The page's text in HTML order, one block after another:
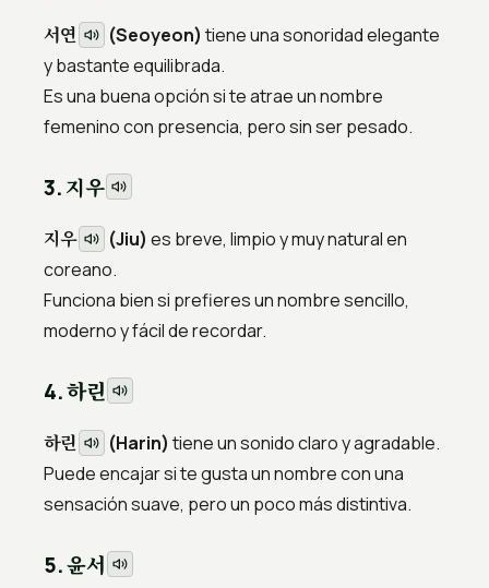
서연 (Seoyeon) tiene una sonoridad elegante
y bastante equilibrada.
Es una buena opción si te atrae un nombre
femenino con presencia, pero sin ser pesado.
3.지우
지우 (Jiu) es breve, limpio y muy natural en
coreano.
Funciona bien si prefieres un nombre sencillo,
moderno y fácil de recordar.
4.하린
하린 (Harin) tiene un sonido claro y agradable.
Puede encajar si te gusta un nombre con una
sensación suave, pero un poco más distintiva.
5.윤서